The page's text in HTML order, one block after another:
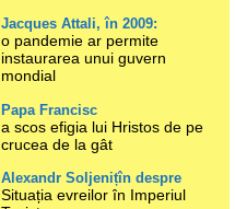
Jacques Attali, în 2009:
o pandemie ar permite
instaurarea unui guvern
mondial
Papa Francisc
a scos efigia lui Hristos de pe
crucea de la gât
Alexandr Soljenițîn despre
Situația evreilor în Imperiul